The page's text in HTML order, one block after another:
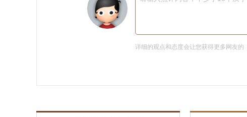
详细的观点和态度会让您获得更多网友的